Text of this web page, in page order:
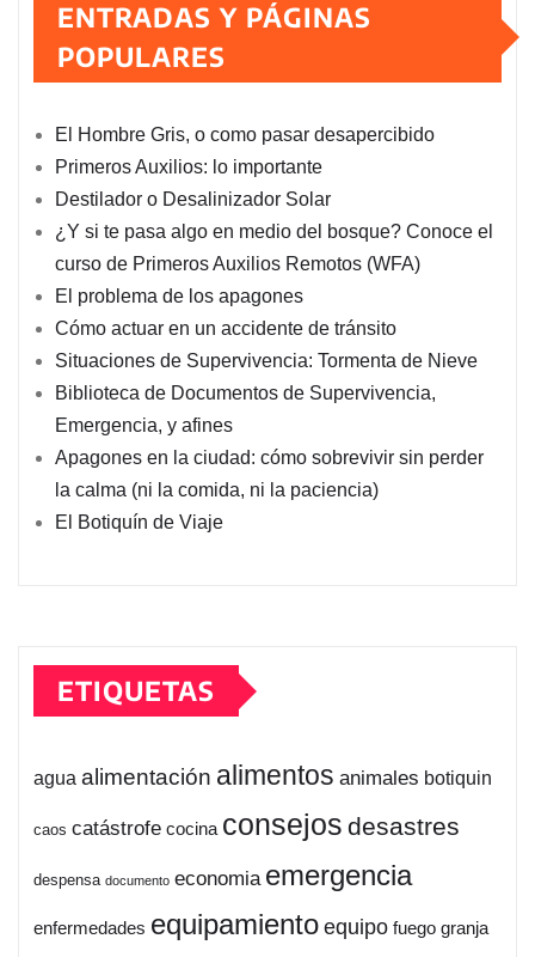
entradas
ENTRADAS Y PÁGINAS
POPULARES
El Hombre Gris, o como pasar desapercibido
Primeros Auxilios: lo importante
Destilador o Desalinizador Solar
¿Y si te pasa algo en medio del bosque? Conoce el
curso de Primeros Auxilios Remotos (WFA)
El problema de los apagones
Cómo actuar en un accidente de tránsito
Situaciones de Supervivencia: Tormenta de Nieve
Biblioteca de Documentos de Supervivencia,
Emergencia, y afines
Apagones en la ciudad: cómo sobrevivir sin perder
la calma (ni la comida, ni la paciencia)
El Botiquín de Viaje
ETIQUETAS
agua alimentación alimentos animales botiquin
caos catástrofe cocina consejos desastres
despensa documento economia emergencia
enfermedades equipamiento equipo fuego granja